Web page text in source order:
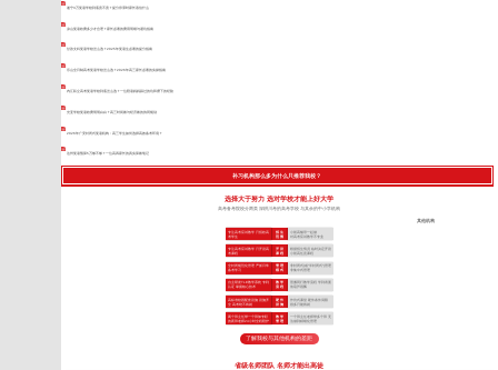
遂宁3万复读学校到底贵不贵？提分停滞时家长该信什么
凉山复读收费多少才合理？家长必看的费用明细与避坑指南
甘孜文科复读学校怎么选？2025年复读生必看的提分指南
乐山全日制高考复读学校怎么选？2026年高三家长必看的实操指南
内江私立高考复读学校到底怎么选？一位陪读妈妈踩过的坑和攒下的经验
光亚学校复读收费明明白白？高三时间账与经济账的协同规划
2026年广安封闭式复读机构：高三学生如何选择高效备考环境？
达州复读预算5万够不够？一位高四家长的真实算账笔记
补习机构那么多为什么只推荐我校？
选择大于努力 选对学校才能上好大学
高考备考院校分两类 深耕川考的高考学校 与其余的中小学机构
其他机构
专注高考应试教学 只招收高
考学生
招 生
范 围
小初高辅导一起做
对高考应试教学不专业
专注高考应试教学 只开设高
考课程
开 设
课 程
根据招生情况 临时决定开设
小初高任意课程
全封闭规范化管理 严抓日常
备考学习
管 理
模 式
非封闭式(或“半封闭式”)管理
非集中式管理
自主研发TLE教学系统 专利
认证 掌握核心技术
教 学
流 程
照搬同行教学流程 学到表面
依葫芦画瓢
高标准校园配套设施 设施齐
全 高考绝不将就
硬 件
设 施
作坊式课堂 硬件条件局限
很多只能将就
两个班主任带一个班加专职
的夜班老师24小时全程陪护
教 学
管 理
一个班主任老师带多个班 无
法做到精细化管理
了解我校与其他机构的差距
省级名师团队 名师才能出高徒